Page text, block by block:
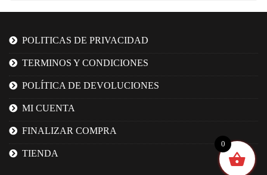
POLITICAS DE PRIVACIDAD
TERMINOS Y CONDICIONES
POLÍTICA DE DEVOLUCIONES
MI CUENTA
FINALIZAR COMPRA
TIENDA
0